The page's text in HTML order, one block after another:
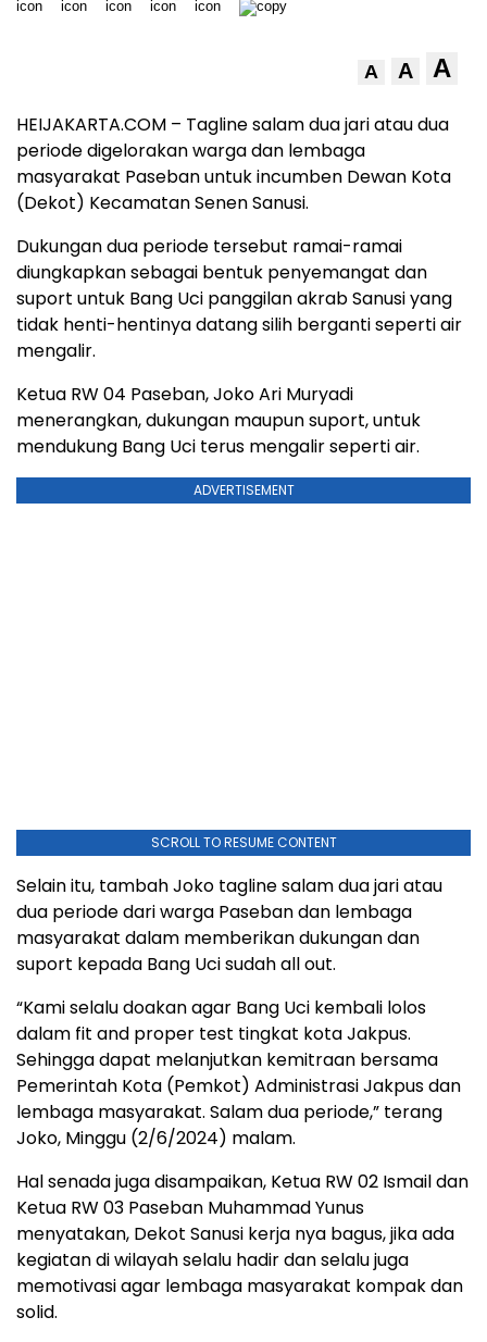
A A A
HEIJAKARTA.COM – Tagline salam dua jari atau dua
periode digelorakan warga dan lembaga
masyarakat Paseban untuk incumben Dewan Kota
(Dekot) Kecamatan Senen Sanusi.
Dukungan dua periode tersebut ramai-ramai
diungkapkan sebagai bentuk penyemangat dan
suport untuk Bang Uci panggilan akrab Sanusi yang
tidak henti-hentinya datang silih berganti seperti air
mengalir.
Ketua RW 04 Paseban, Joko Ari Muryadi
menerangkan, dukungan maupun suport, untuk
mendukung Bang Uci terus mengalir seperti air.
ADVERTISEMENT
SCROLL TO RESUME CONTENT
Selain itu, tambah Joko tagline salam dua jari atau
dua periode dari warga Paseban dan lembaga
masyarakat dalam memberikan dukungan dan
suport kepada Bang Uci sudah all out.
“Kami selalu doakan agar Bang Uci kembali lolos
dalam fit and proper test tingkat kota Jakpus.
Sehingga dapat melanjutkan kemitraan bersama
Pemerintah Kota (Pemkot) Administrasi Jakpus dan
lembaga masyarakat. Salam dua periode,” terang
Joko, Minggu (2/6/2024) malam.
Hal senada juga disampaikan, Ketua RW 02 Ismail dan
Ketua RW 03 Paseban Muhammad Yunus
menyatakan, Dekot Sanusi kerja nya bagus, jika ada
kegiatan di wilayah selalu hadir dan selalu juga
memotivasi agar lembaga masyarakat kompak dan
solid.